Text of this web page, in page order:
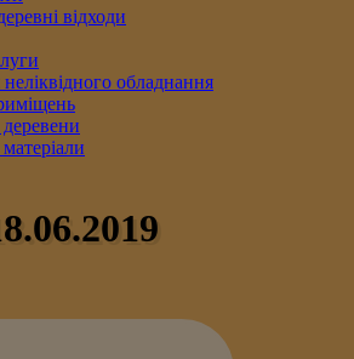
відходи
неліквідного обладнання
деревени